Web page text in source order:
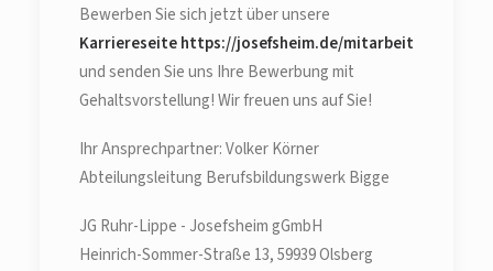
Bewerben Sie sich jetzt über unsere
Karriereseite https://josefsheim.de/mitarbeit
und senden Sie uns Ihre Bewerbung mit
Gehaltsvorstellung! Wir freuen uns auf Sie!
Ihr Ansprechpartner: Volker Körner
Abteilungsleitung Berufsbildungswerk Bigge
JG Ruhr-Lippe - Josefsheim gGmbH
Heinrich-Sommer-Straße 13, 59939 Olsberg